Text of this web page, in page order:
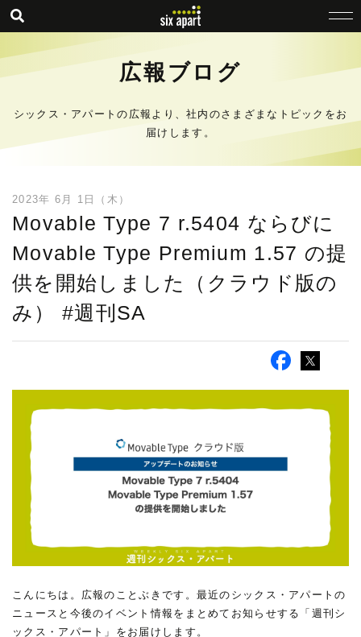
広報ブログ
シックス・アパートの広報より、社内のさまざまなトピックをお
届けします。
2023年 6月 1日（木）
Movable Type 7 r.5404 ならびに
Movable Type Premium 1.57 の提
供を開始しました（クラウド版の
み） #週刊SA
こんにちは。広報のことぶきです。最近のシックス・アパートの
ニュースと今後のイベント情報をまとめてお知らせする「週刊シ
ックス・アパート」をお届けします。